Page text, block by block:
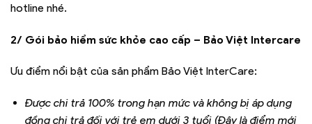
hotline nhé.
2/ Gói bảo hiểm sức khỏe cao cấp – Bảo Việt Intercare
Ưu điểm nổi bật của sản phẩm Bảo Việt InterCare:
Được chi trả 100% trong hạn mức và không bị áp dụng
đồng chi trả đối với trẻ em dưới 3 tuổi (Đây là điểm mới